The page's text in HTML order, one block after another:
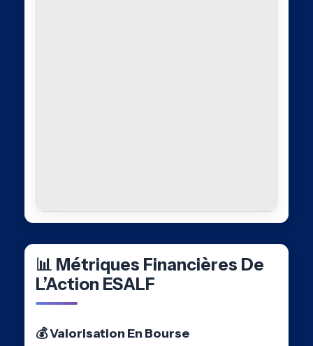
📊 Métriques Financières De
L’Action ESALF
💰 Valorisation En Bourse